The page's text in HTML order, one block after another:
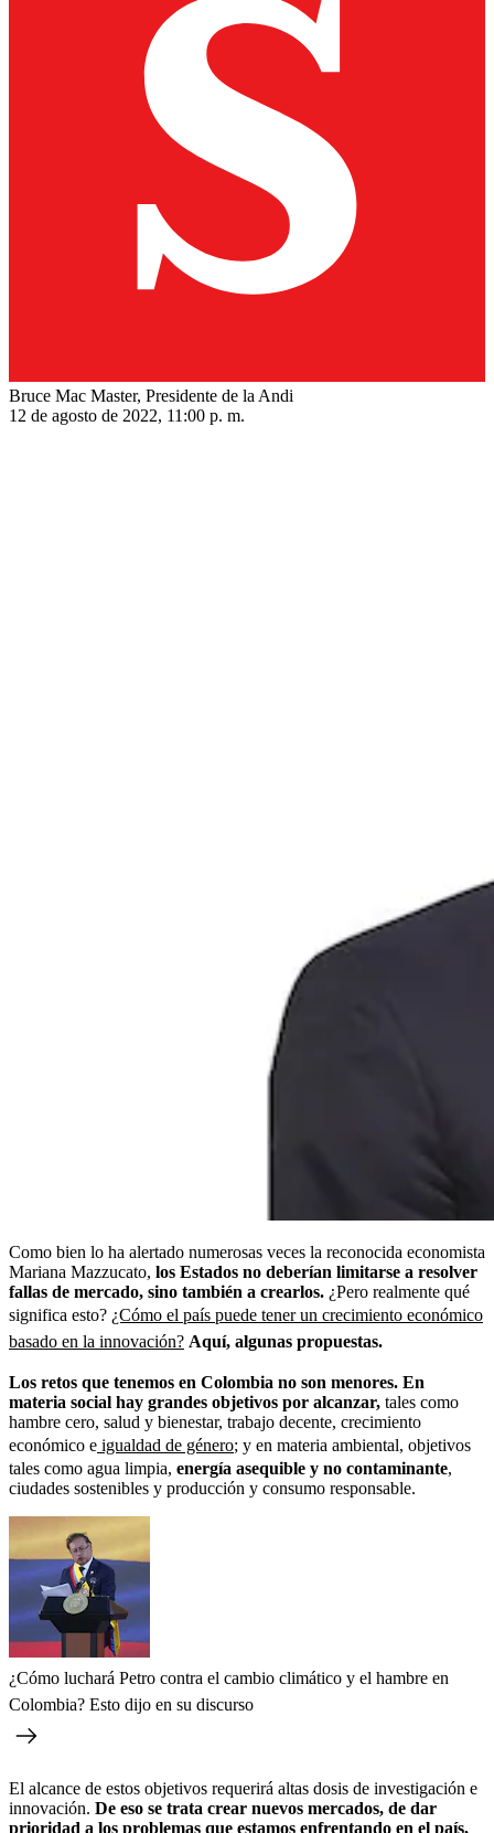
Bruce Mac Master, Presidente de la Andi
12 de agosto de 2022, 11:00 p. m.
Como bien lo ha alertado numerosas veces la reconocida economista
Mariana Mazzucato, los Estados no deberían limitarse a resolver
fallas de mercado, sino también a crearlos. ¿Pero realmente qué
significa esto? ¿Cómo el país puede tener un crecimiento económico
basado en la innovación? Aquí, algunas propuestas.
Los retos que tenemos en Colombia no son menores. En
materia social hay grandes objetivos por alcanzar, tales como
hambre cero, salud y bienestar, trabajo decente, crecimiento
económico e igualdad de género; y en materia ambiental, objetivos
tales como agua limpia, energía asequible y no contaminante,
ciudades sostenibles y producción y consumo responsable.
¿Cómo luchará Petro contra el cambio climático y el hambre en
Colombia? Esto dijo en su discurso
El alcance de estos objetivos requerirá altas dosis de investigación e
innovación. De eso se trata crear nuevos mercados, de dar
prioridad a los problemas que estamos enfrentando en el país,